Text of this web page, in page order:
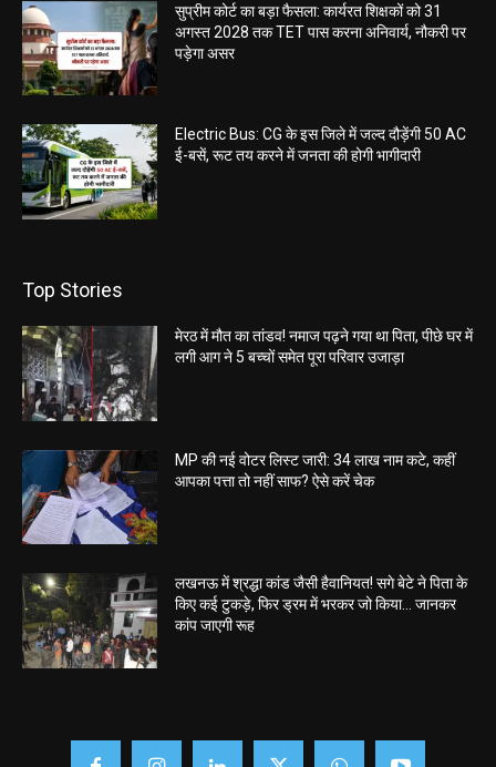
सुप्रीम कोर्ट का बड़ा फैसला: कार्यरत शिक्षकों को 31
अगस्त 2028 तक TET पास करना अनिवार्य, नौकरी पर
पड़ेगा असर
Electric Bus: CG के इस जिले में जल्द दौड़ेंगी 50 AC
ई-बसें, रूट तय करने में जनता की होगी भागीदारी
Top Stories
मेरठ में मौत का तांडव! नमाज पढ़ने गया था पिता, पीछे घर में
लगी आग ने 5 बच्चों समेत पूरा परिवार उजाड़ा
MP की नई वोटर लिस्ट जारी: 34 लाख नाम कटे, कहीं
आपका पत्ता तो नहीं साफ? ऐसे करें चेक
लखनऊ में श्रद्धा कांड जैसी हैवानियत! सगे बेटे ने पिता के
किए कई टुकड़े, फिर ड्रम में भरकर जो किया… जानकर
कांप जाएगी रूह